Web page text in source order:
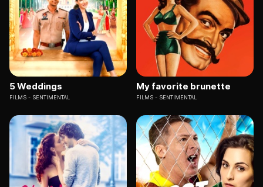
5 Weddings
FILMS SENTIMENTAL
My favorite brunette
FILMS SENTIMENTAL